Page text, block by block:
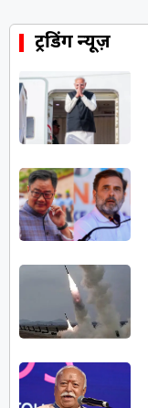
ट्रेंडिंग न्यूज़